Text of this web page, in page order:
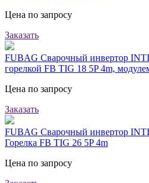
Цена по запросу
Заказать
FUBAG Сварочный инвертор
горелкой FB TIG 18 5P 4m,
Цена по запросу
Заказать
FUBAG Сварочный инвертор
Горелка FB TIG 26 5P 4m
Цена по запросу